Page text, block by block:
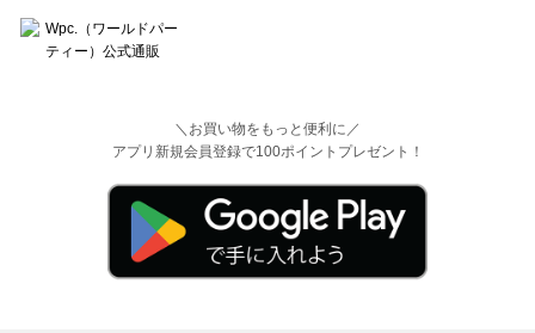
＼お買い物をもっと便利に／
アプリ新規会員登録で100ポイントプレゼント！